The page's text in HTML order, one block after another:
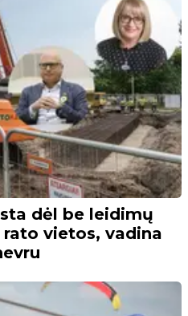
dėl be leidimų
vietos, vadina